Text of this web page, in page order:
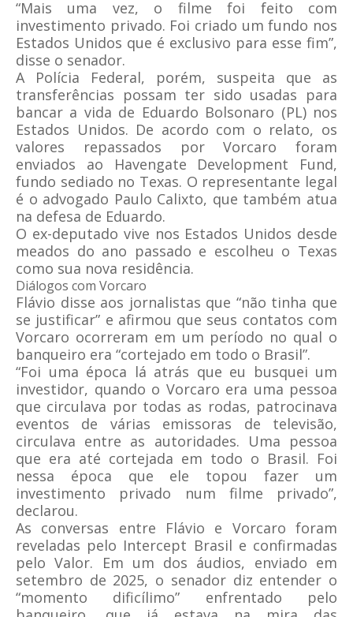
“Mais uma vez, o filme foi feito com
investimento privado. Foi criado um fundo nos
Estados Unidos que é exclusivo para esse fim”,
disse o senador.
A Polícia Federal, porém, suspeita que as
transferências possam ter sido usadas para
bancar a vida de Eduardo Bolsonaro (PL) nos
Estados Unidos. De acordo com o relato, os
valores repassados por Vorcaro foram
enviados ao Havengate Development Fund,
fundo sediado no Texas. O representante legal
é o advogado Paulo Calixto, que também atua
na defesa de Eduardo.
O ex-deputado vive nos Estados Unidos desde
meados do ano passado e escolheu o Texas
como sua nova residência.
Diálogos com Vorcaro
Flávio disse aos jornalistas que “não tinha que
se justificar” e afirmou que seus contatos com
Vorcaro ocorreram em um período no qual o
banqueiro era “cortejado em todo o Brasil”.
“Foi uma época lá atrás que eu busquei um
investidor, quando o Vorcaro era uma pessoa
que circulava por todas as rodas, patrocinava
eventos de várias emissoras de televisão,
circulava entre as autoridades. Uma pessoa
que era até cortejada em todo o Brasil. Foi
nessa época que ele topou fazer um
investimento privado num filme privado”,
declarou.
As conversas entre Flávio e Vorcaro foram
reveladas pelo Intercept Brasil e confirmadas
pelo Valor. Em um dos áudios, enviado em
setembro de 2025, o senador diz entender o
“momento dificílimo” enfrentado pelo